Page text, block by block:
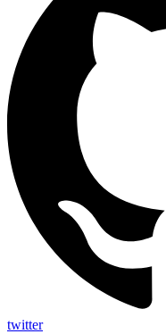
twitter